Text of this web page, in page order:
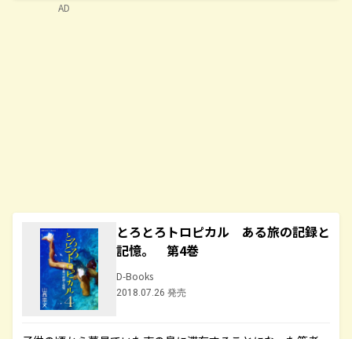
とろとろトロピカル ある旅の記録と
記憶。 第4巻
D-Books
2018.07.26 発売
AD